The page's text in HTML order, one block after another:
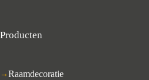
Producten
Raamdecoratie